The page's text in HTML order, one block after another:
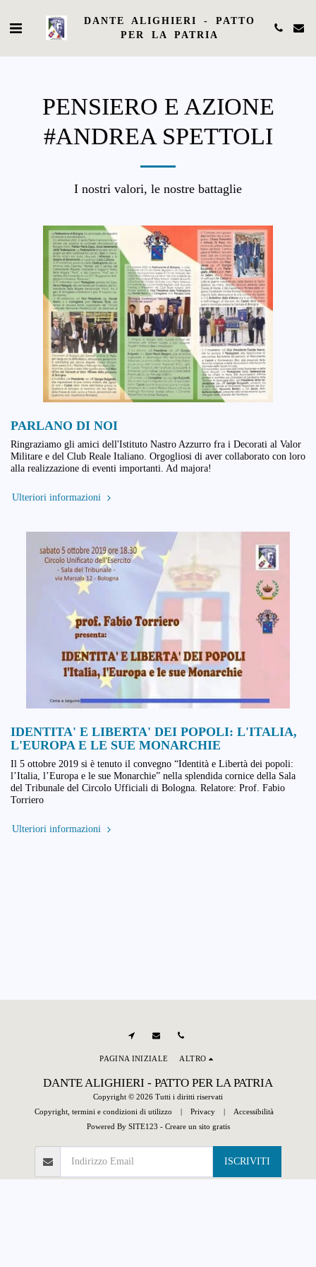
DANTE ALIGHIERI - PATTO
PER LA PATRIA
PENSIERO E AZIONE
#ANDREA SPETTOLI
I nostri valori, le nostre battaglie
PARLANO DI NOI
Ringraziamo gli amici dell'Istituto Nastro Azzurro fra i Decorati al Valor
Militare e del Club Reale Italiano. Orgogliosi di aver collaborato con loro
alla realizzazione di eventi importanti. Ad majora!
Ulteriori informazioni
IDENTITA' E LIBERTA' DEI POPOLI: L'ITALIA,
L'EUROPA E LE SUE MONARCHIE
Il 5 ottobre 2019 si è tenuto il convegno “Identità e Libertà dei popoli:
l’Italia, l’Europa e le sue Monarchie” nella splendida cornice della Sala
del Tribunale del Circolo Ufficiali di Bologna. Relatore: Prof. Fabio
Torriero
Ulteriori informazioni
DANTE ALIGHIERI - PATTO PER LA PATRIA
Copyright © 2026 Tutti i diritti riservati
Copyright, termini e condizioni di utilizzo | Privacy|
Accessibilità
Powered By SITE123 - Creare un sito gratis
PAGINA INIZIALE ALTRO
ISCRIVITI